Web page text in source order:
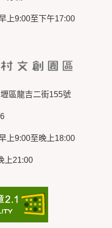
上9:00至下午17:00
區龍吉二街155號
上9:00至晚上18:00
上21:00